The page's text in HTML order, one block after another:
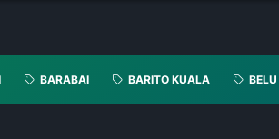
BARABAI BARITO KUALA BELU